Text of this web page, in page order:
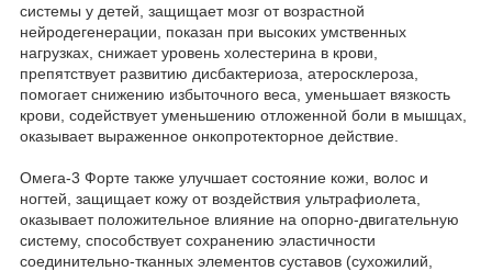
системы у детей, защищает мозг от возрастной
нейродегенерации, показан при высоких умственных
нагрузках, снижает уровень холестерина в крови,
препятствует развитию дисбактериоза, атеросклероза,
помогает снижению избыточного веса, уменьшает вязкость
крови, содействует уменьшению отложенной боли в мышцах,
оказывает выраженное онкопротекторное действие.
Омега-3 Форте также улучшает состояние кожи, волос и
ногтей, защищает кожу от воздействия ультрафиолета,
оказывает положительное влияние на опорно-двигательную
систему, способствует сохранению эластичности
соединительно-тканных элементов суставов (сухожилий,